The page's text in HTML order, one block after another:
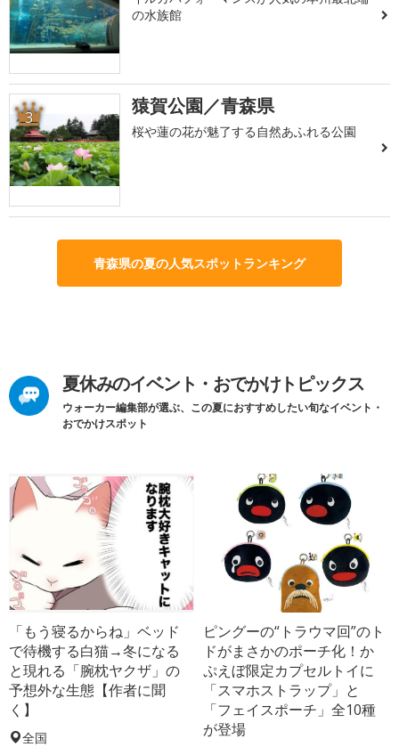
の水族館
3 猿賀公園／青森県
桜や蓮の花が魅了する自然あふれる公園
青森県の夏の人気スポットランキング
夏休みのイベント・おでかけトピックス
ウォーカー編集部が選ぶ、この夏におすすめしたい旬なイベント・
おでかけスポット
「もう寝るからね」ベッド
で待機する白猫→冬になる
と現れる「腕枕ヤクザ」の
予想外な生態【作者に聞
く】
全国
ピングーの“トラウマ回”のト
ドがまさかのポーチ化！か
ぷえぼ限定カプセルトイに
「スマホストラップ」と
「フェイスポーチ」全10種
が登場